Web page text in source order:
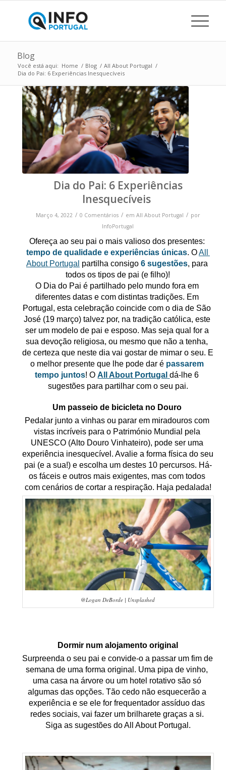
Blog
Você está aqui: Home / Blog / All About Portugal /
Dia do Pai: 6 Experiências Inesquecíveis
Dia do Pai: 6 Experiências
Inesquecíveis
Março 4, 2022 / 0 Comentários / em All About Portugal / por
InfoPortugal
tempo de qualidade e experiências únicas. O All
About Portugal partilha consigo 6 sugestões, para
todos os tipos de pai (e filho)!
O Dia do Pai é partilhado pelo mundo fora em
diferentes datas e com distintas tradições. Em
Portugal, esta celebração coincide com o dia de São
José (19 março) talvez por, na tradição católica, este
ser um modelo de pai e esposo. Mas seja qual for a
sua devoção religiosa, ou mesmo que não a tenha,
de certeza que neste dia vai gostar de mimar o seu. E
o melhor presente que lhe pode dar é passarem
tempo juntos! O All About Portugal dá-lhe 6
sugestões para partilhar com o seu pai.
Um passeio de bicicleta no Douro
Pedalar junto a vinhas ou parar em miradouros com
vistas incríveis para o Património Mundial pela
UNESCO (Alto Douro Vinhateiro), pode ser uma
experiência inesquecível. Avalie a forma física do seu
pai (e a sua!) e escolha um destes 10 percursos. Há-
os fáceis e outros mais exigentes, mas com todos
com cenários de cortar a respiração. Haja pedalada!
@Logan DeBorde | Unsplashed
Dormir num alojamento original
Surpreenda o seu pai e convide-o a passar um fim de
semana de uma forma original. Uma pipa de vinho,
uma casa na árvore ou um hotel rotativo são só
algumas das opções. Tão cedo não esquecerão a
experiência e se ele for frequentador assíduo das
redes sociais, vai fazer um brilharete graças a si.
Siga as sugestões do All About Portugal.